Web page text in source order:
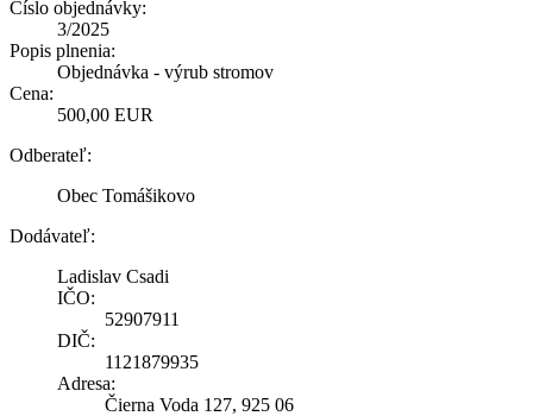
Číslo objednávky:
3/2025
Popis plnenia:
Objednávka - výrub stromov
Cena:
500,00 EUR
Odberateľ:
Obec Tomášikovo
Dodávateľ:
Ladislav Csadi
IČO:
52907911
DIČ:
1121879935
Adresa:
Čierna Voda 127, 925 06